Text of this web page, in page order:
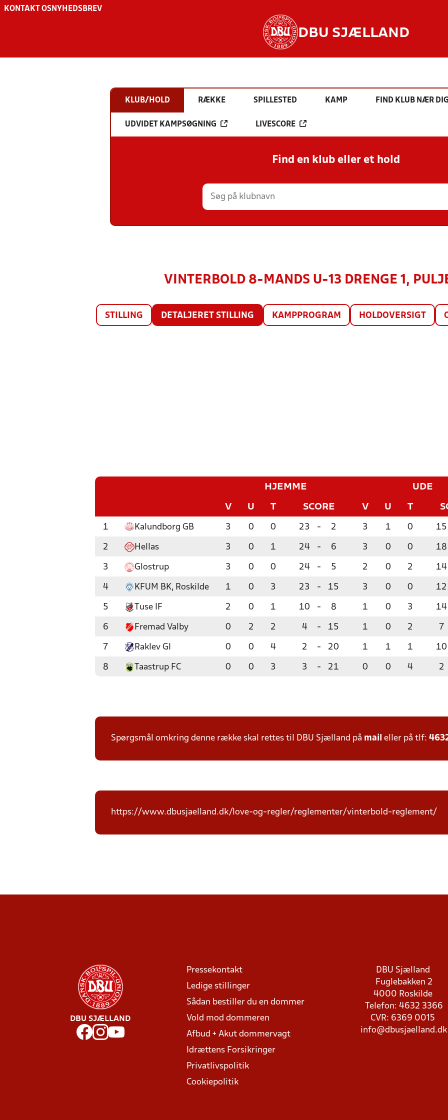
KONTAKT OS NYHEDSBREV
DBU SJÆLLAND
KLUB/HOLD RÆKKE SPILLESTED KAMP FIND KLUB NÆR DIG
UDVIDET KAMPSØGNING LIVESCORE
Find en klub eller et hold
VINTERBOLD 8-MANDS U-13 DRENGE 1,
STILLING DETALJERET STILLING KAMPPROGRAM HOLDOVERSIGT
HJEMME UDE
V U T SCORE V U T
1 Kalundborg GB 3 0 0 23 - 2 3 1 0 15
2 Hellas 3 0 1 24 - 6 3 0 0 18
3 Glostrup 3 0 0 24 - 5 2 0 2 14
4 KFUM BK, Roskilde 1 0 3 23 - 15 3 0 0 12
5 Tuse IF 2 0 1 10 - 8 1 0 3 14
6 Fremad Valby 0 2 2 4 - 15 1 0 2 7
7 Raklev GI 0 0 4 2 - 20 1 1 1 10
8 Taastrup FC 0 0 3 3 - 21 0 0 4 2
Spørgsmål omkring denne række skal rettes til DBU Sjælland på mail eller på tlf:
https://www.dbusjaelland.dk/love-og-regler/reglementer/vinterbold-reglement/
DBU SJÆLLAND
Pressekontakt
Ledige stillinger
Sådan bestiller du en dommer
Vold mod dommeren
Afbud + Akut dommervagt
Idrættens Forsikringer
Privatlivspolitik
Cookiepolitik
DBU Sjælland
Fuglebakken 2
4000 Roskilde
Telefon: 4632 3366
CVR: 6369 0015
info@dbusjaelland.dk